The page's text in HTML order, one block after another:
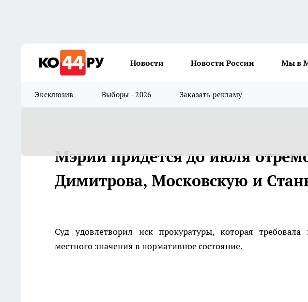
Новости Новости России Мы в
Эксклюзив Выборы - 2026 Заказать рекламу
Мэрии придется до июля
Димитрова, Московскую и
Суд удовлетворил иск прокуратуры, которая
местного значения в нормативное состояние.